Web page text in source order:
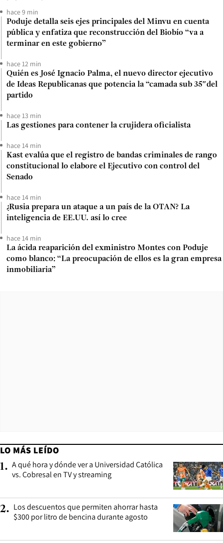
hace 9 min
Poduje detalla seis ejes principales del Minvu en cuenta
pública y enfatiza que reconstrucción del Biobío “va a
terminar en este gobierno”
hace 12 min
Quién es José Ignacio Palma, el nuevo director ejecutivo
de Ideas Republicanas que potencia la “camada sub 35″del
partido
hace 13 min
Las gestiones para contener la crujidera oficialista
hace 14 min
Kast evalúa que el registro de bandas criminales de rango
constitucional lo elabore el Ejecutivo con control del
Senado
hace 14 min
¿Rusia prepara un ataque a un país de la OTAN? La
inteligencia de EE.UU. así lo cree
hace 14 min
La ácida reaparición del exministro Montes con Poduje
como blanco: “La preocupación de ellos es la gran empresa
inmobiliaria”
LO MÁS LEÍDO
1. A qué hora y dónde ver a Universidad Católica
vs. Cobresal en TV y streaming
2. Los descuentos que permiten ahorrar hasta
$300 por litro de bencina durante agosto